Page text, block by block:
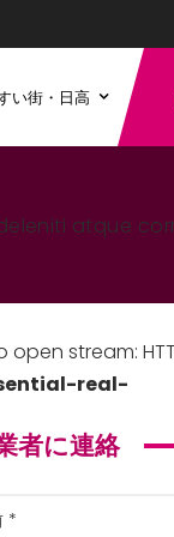
い街・日高
atque
stream:
real-
者に連絡